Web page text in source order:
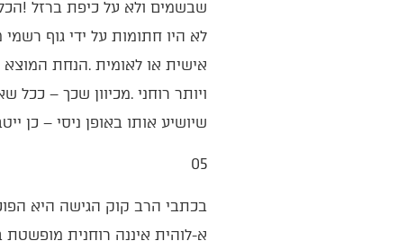
‬שיושיע‭ ‬אותו‭ ‬באופן‭ ‬ניסי‭ ‬‮–‬‭ ‬כן‭ ‬ייטב‭.‬
05‭ ‬